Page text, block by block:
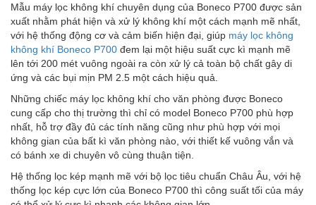
Mẫu máy lọc không khí chuyên dụng của Boneco P700 được sản
xuất nhằm phát hiện và xử lý không khí một cách mạnh mẽ nhất,
với hệ thống động cơ và cảm biến hiện đại, giúp máy lọc không
không khí Boneco P700 đem lại một hiệu suất cực kì mạnh mẽ
lên tới 200 mét vuông ngoài ra còn xử lý cả toàn bộ chất gây di
ứng và các bụi mịn PM 2.5 một cách hiệu quả.
Những chiếc máy lọc không khí cho văn phòng được Boneco
cung cấp cho thị trường thì chỉ có model Boneco P700 phù hợp
nhất, hỗ trợ đầy đủ các tính năng cũng như phù hợp với mọi
không gian của bất kì văn phòng nào, với thiết kế vuông vắn và
có bánh xe di chuyên vô cùng thuận tiện.
Hệ thống lọc kép mạnh mẽ với bộ lọc tiêu chuẩn Châu Âu, với hệ
thống lọc kép cực lớn của Boneco P700 thì công suất tối của máy